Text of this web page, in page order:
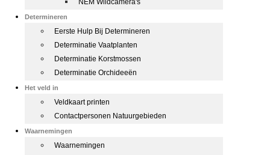
NEM Wildcamera's
Determineren
Eerste Hulp Bij Determineren
Determinatie Vaatplanten
Determinatie Korstmossen
Determinatie Orchideeën
Het veld in
Veldkaart printen
Contactpersonen Natuurgebieden
Waarnemingen
Waarnemingen